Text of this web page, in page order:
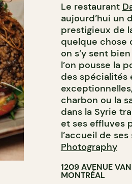
Le restaurant
aujourd’hui un
prestigieux de
quelque chose
on s’y sent
l’on pousse la
des spécialités
charbon ou la
dans la Syrie
et ses effluves
l’accueil de
Photography
1209 AVENUE
MONTRÉAL